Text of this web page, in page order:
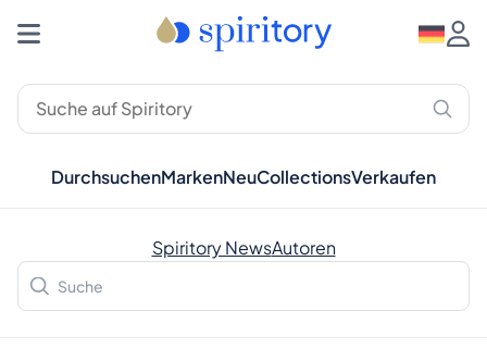
DurchsuchenMarkenNeuCollectionsVerkaufen
Spiritory NewsAutoren